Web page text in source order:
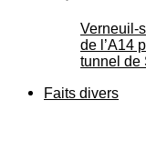
Verneuil-
de l’A14
tunnel de
Faits divers